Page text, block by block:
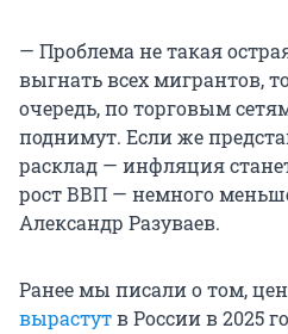
— Проблема не такая
выгнать всех мигрантов,
очередь, по торговым
поднимут. Если же
расклад — инфляция
рост ВВП — немного
Александр Разуваев.
Ранее мы писали о том,
вырастутв России в 2025